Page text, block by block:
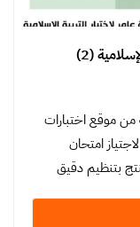
(2)
من موقع اختبارات
امتحان
بتنظيم دقيق